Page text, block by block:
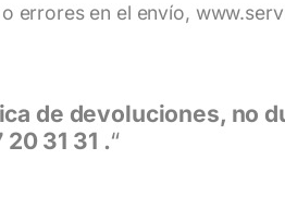
errores en el envío,
de devoluciones, no
31 31 .“